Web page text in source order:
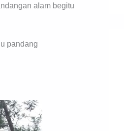
alam begitu
pandang